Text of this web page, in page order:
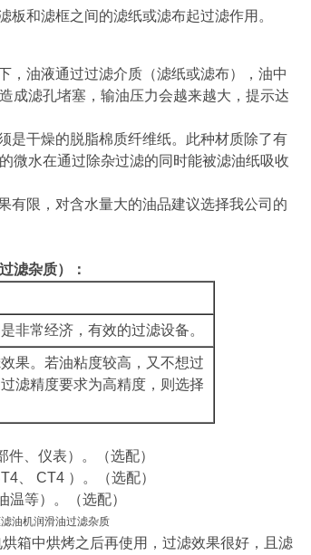
和滤框之间的滤纸或滤布起过滤作用。
，油液通过过滤介质（滤纸或滤布），油中
成滤孔堵塞，输油压力会越来越大，提示达
是干燥的脱脂棉质纤维纸。此种材质除了有
微水在通过除杂过滤的同时能被滤油纸吸收
有限，对含水量大的油品建议选择我公司的
滤杂质）：
非常经济，有效的过滤设备。
果。若油粘度较高，又不想过
滤精度要求为高精度，则选择
、仪表）。（选配）
、 CT4 ）。（选配）
等）。（选配）
箱中烘烤之后再使用，过滤效果很好，且滤